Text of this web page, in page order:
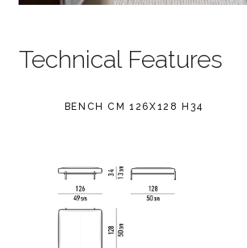
Technical Features
BENCH CM 126X128 H34